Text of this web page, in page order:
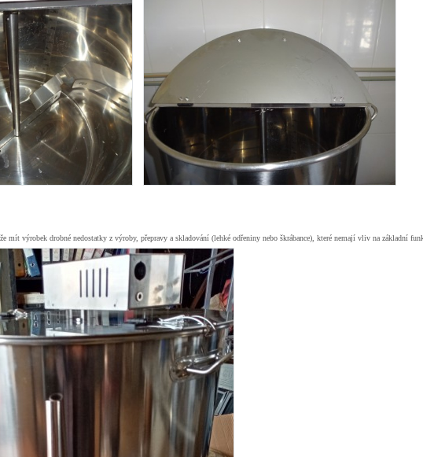
mít výrobek drobné nedostatky z výroby, přepravy a skladování (lehké odřeniny nebo škrábance), které nemají vliv na základní